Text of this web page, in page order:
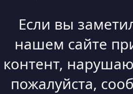
Если вы
нашем сайте
контент,
пожалуйста,